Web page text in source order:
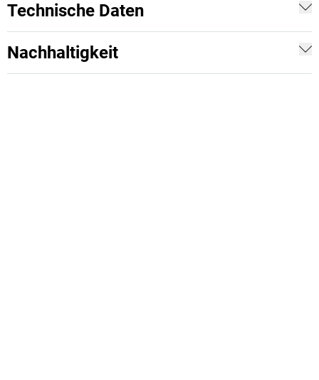
Technische Daten
Nachhaltigkeit